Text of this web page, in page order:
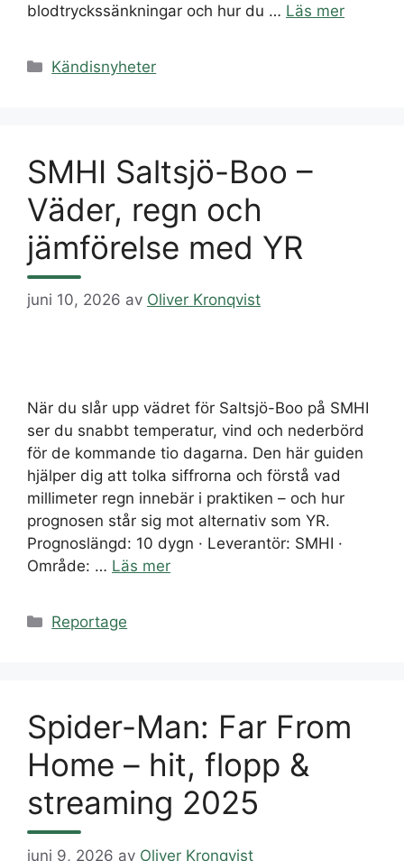
blodtryckssänkningar och hur du … Läs mer
Kategorier
Kändisnyheter
SMHI Saltsjö-Boo –
Väder, regn och
jämförelse med YR
juni 10, 2026 av Oliver Kronqvist
När du slår upp vädret för Saltsjö-Boo på SMHI
ser du snabbt temperatur, vind och nederbörd
för de kommande tio dagarna. Den här guiden
hjälper dig att tolka siffrorna och förstå vad
millimeter regn innebär i praktiken – och hur
prognosen står sig mot alternativ som YR.
Prognoslängd: 10 dygn · Leverantör: SMHI ·
Område: … Läs mer
Kategorier
Reportage
Spider-Man: Far From
Home – hit, flopp &
streaming 2025
juni 9, 2026 av Oliver Kronqvist